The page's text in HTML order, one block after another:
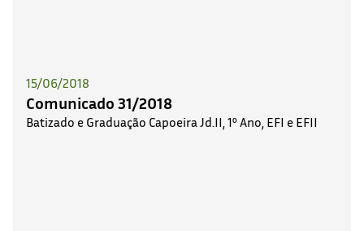
15/06/2018
Comunicado 31/2018
Batizado e Graduação Capoeira Jd.II, 1º Ano, EFI e EFII